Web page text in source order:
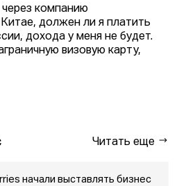
через компанию
должен ли я платить
дохода у меня не будет.
визовую карту,
Читать еще
начали выставлять бизнес